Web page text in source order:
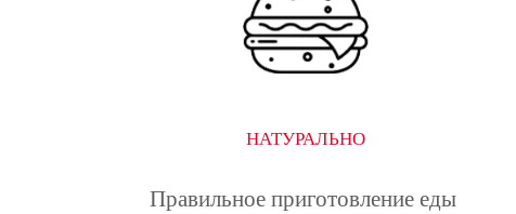
НАТУРАЛЬНО
Правильное приготовление еды